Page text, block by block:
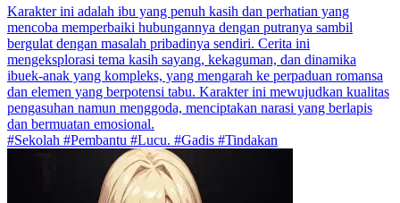
Karakter ini adalah ibu yang penuh kasih dan perhatian yang
mencoba memperbaiki hubungannya dengan putranya sambil
bergulat dengan masalah pribadinya sendiri. Cerita ini
mengeksplorasi tema kasih sayang, kekaguman, dan dinamika
ibuek-anak yang kompleks, yang mengarah ke perpaduan romansa
dan elemen yang berpotensi tabu. Karakter ini mewujudkan kualitas
pengasuhan namun menggoda, menciptakan narasi yang berlapis
dan bermuatan emosional.
#Sekolah #Pembantu #Lucu. #Gadis #Tindakan